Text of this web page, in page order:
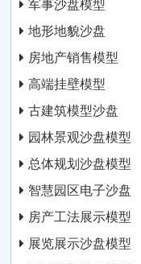
军事沙盘模型
地形地貌沙盘
房地产销售模型
高端挂壁模型
古建筑模型沙盘
园林景观沙盘模型
总体规划沙盘模型
智慧园区电子沙盘
房产工法展示模型
展览展示沙盘模型